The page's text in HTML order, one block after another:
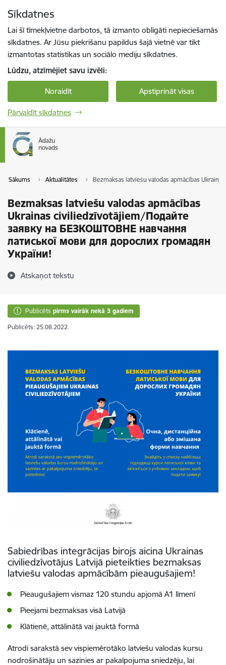
Sīkdatnes
Lai šī tīmekļvietne darbotos, tā izmanto obligāti nepieciešamās
sīkdatnes. Ar Jūsu piekrišanu papildus šajā vietnē var tikt
izmantotas statistikas un sociālo mediju sīkdatnes.
Lūdzu, atzīmējiet savu izvēli:
Noraidīt Apstiprināt visas
Pārvaldīt sīkdatnes
Sākums Aktualitātes Bezmaksas latviešu valodas apmācības
Bezmaksas latviešu valodas apmācības
Ukrainas civiliedzīvotājiem/Подайте
заявку на БЕЗКОШТОВНЕ навчання
латиської мови для дорослих громадян
України!
Atskaņot tekstu
Publicēts pirms vairāk nekā 3 gadiem
Publicēts: 25.08.2022.
Sabiedrības integrācijas birojs aicina Ukrainas
civiliedzīvotājus Latvijā pieteikties bezmaksas
latviešu valodas apmācībām pieaugušajiem!
Pieaugušajiem vismaz 120 stundu apjomā A1 līmenī
Pieejami bezmaksas visā Latvijā
Klātienē, attālinātā vai jauktā formā
Atrodi sarakstā sev vispiemērotāko latviešu valodas kursu
nodrošinātāju un sazinies ar pakalpojuma sniedzēju, lai